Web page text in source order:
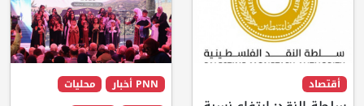
أقتصاد PNN أخبار
محليات